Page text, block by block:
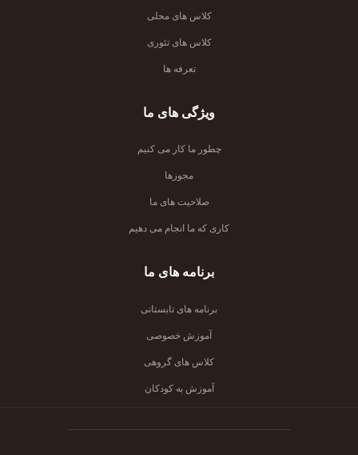
کلاس های محلی
کلاس های تئوری
تعرفه ها
ویژگی های ما
چطور ما کار می کنیم
مجوزها
صلاحیت های ما
کاری که ما انجام می دهیم
برنامه های ما
برنامه های تابستانی
آموزش خصوصی
کلاس های گروهی
آموزش به کودکان